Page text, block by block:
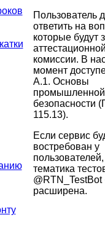
Пользователь
ответить на
которые будут
комиссии. В
момент
А.1. Основы
промышленной
безопасности
115.13).
Если сервис
востребован у
пользователей,
тематика
@RTN_TestBot
расширена.